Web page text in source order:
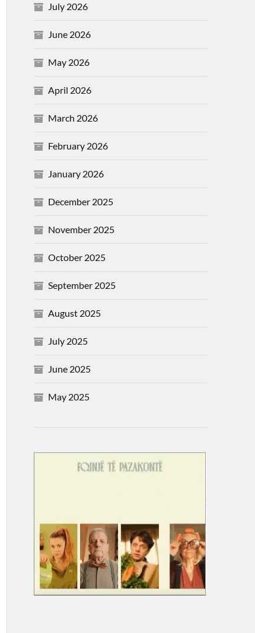
July 2026
June 2026
May 2026
April 2026
March 2026
February 2026
January 2026
December 2025
November 2025
October 2025
September 2025
August 2025
July 2025
June 2025
May 2025